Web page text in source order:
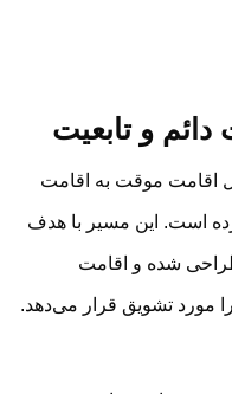
و تابعیت
اقامت موقت به اقامت
است. این مسیر با هدف
شده و اقامت
مورد تشویق قرار می‌دهد.